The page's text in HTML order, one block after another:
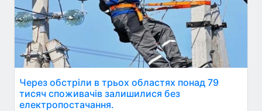
Через обстріли в трьох областях понад 79
тисяч споживачів залишилися без
електропостачання.